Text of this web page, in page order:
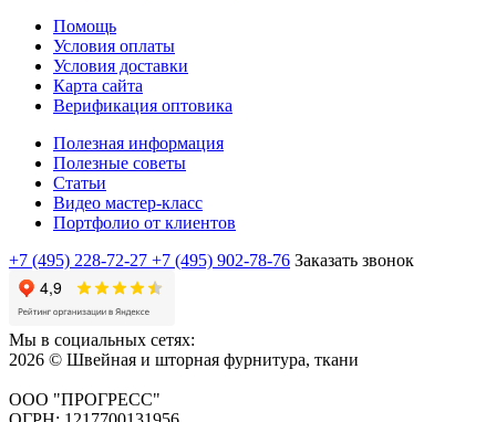
Помощь
Условия оплаты
Условия доставки
Карта сайта
Верификация оптовика
Полезная информация
Полезные советы
Статьи
Видео мастер-класс
Портфолио от клиентов
+7 (495) 228-72-27 +7 (495) 902-78-76 Заказать звонок
Мы в социальных сетях:
2026 © Швейная и шторная фурнитура, ткани
ООО "ПРОГРЕСС"